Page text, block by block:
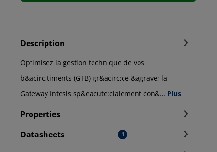
Description
Optimisez la gestion technique de vos
b&acirc;timents (GTB) gr&acirc;ce &agrave; la
Gateway Intesis sp&eacute;cialement con&… Plus
Properties
Datasheets
1